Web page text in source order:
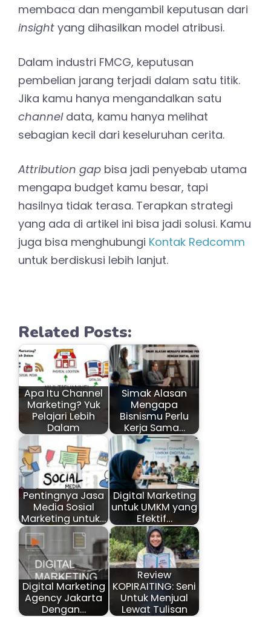
membaca dan mengambil keputusan dari
insight yang dihasilkan model atribusi.
Dalam industri FMCG, keputusan
pembelian jarang terjadi dalam satu titik.
Jika kamu hanya mengandalkan satu
channel data, kamu hanya melihat
sebagian kecil dari keseluruhan cerita.
Attribution gap bisa jadi penyebab utama
mengapa budget kamu besar, tapi
hasilnya tidak terasa. Terapkan strategi
yang ada di artikel ini bisa jadi solusi. Kamu
juga bisa menghubungi Kontak Redcomm
untuk berdiskusi lebih lanjut.
Related Posts:
Apa Itu Channel
Marketing? Yuk
Pelajari Lebih
Dalam
Simak Alasan
Mengapa
Bisnismu Perlu
Kerja Sama…
Pentingnya Jasa
Media Sosial
Marketing untuk…
Digital Marketing
untuk UMKM yang
Efektif…
Digital Marketing
Agency Jakarta
Dengan…
Review
KOPIRAITING: Seni
Untuk Menjual
Lewat Tulisan